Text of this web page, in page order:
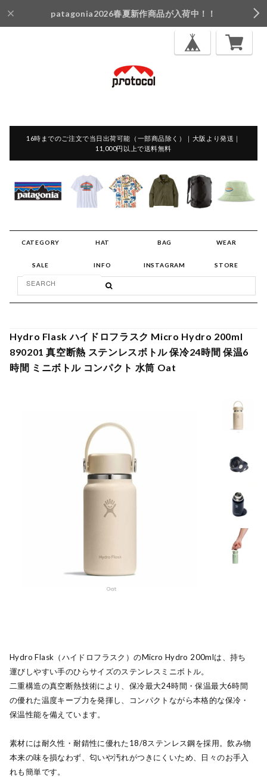
patagonia2026春夏新作商品が入荷中！！
16時までのご注文で当日出荷可能（一部商品除く）｜大阪より発送｜
11,000円以上で送料無料
CATEGORY HAT BAG WEAR
SALE INFO INSTAGRAM STORE
Hydro Flask ハイドロフラスク Micro Hydro 200ml
890201 真空断熱 ステンレスボトル 保冷24時間 保温6
時間 ミニボトル コンパクト 水筒 Oat
Hydro Flask（ハイドロフラスク）のMicro Hydro 200mlは、持ち
運びしやすい手のひらサイズのステンレスミニボトル。
二重構造の真空断熱技術により、保冷最大24時間・保温最大6時間
の優れた温度キープ力を発揮し、コンパクトながら本格的な保冷・
保温性能を備えています。
素材には耐久性・耐錆性に優れた18/8ステンレス鋼を採用。飲み物
本来の味を損なわず、匂いや汚れがつきにくいため、日々のお手入
れも簡単です。